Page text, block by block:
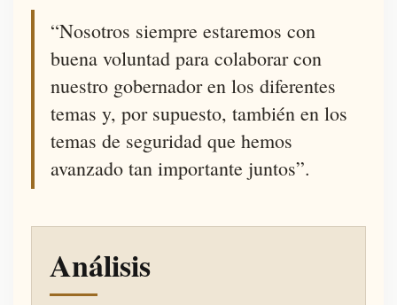
“Nosotros siempre estaremos con
buena voluntad para colaborar con
nuestro gobernador en los diferentes
temas y, por supuesto, también en los
temas de seguridad que hemos
avanzado tan importante juntos”.
Análisis